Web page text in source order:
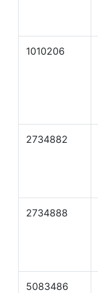
1010206
2734882
2734888
5083486